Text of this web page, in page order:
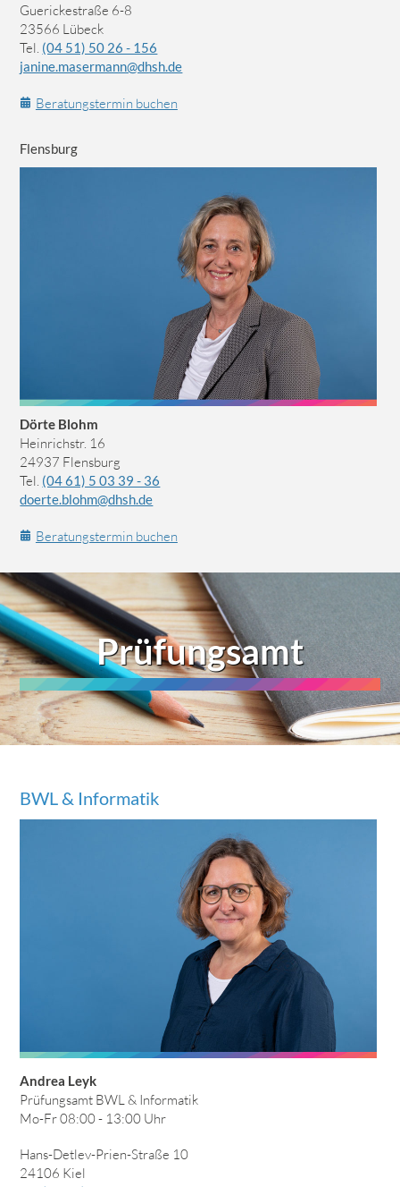
Guerickestraße 6-8
23566 Lübeck
Tel. (04 51) 50 26 - 156
janine.masermann@dhsh.de
Beratungstermin buchen
Flensburg
Dörte Blohm
Heinrichstr. 16
24937 Flensburg
Tel. (04 61) 5 03 39 - 36
doerte.blohm@dhsh.de
Beratungstermin buchen
Prüfungsamt
BWL & Informatik
Andrea Leyk
Prüfungsamt BWL & Informatik
Mo-Fr 08:00 - 13:00 Uhr
Hans-Detlev-Prien-Straße 10
24106 Kiel